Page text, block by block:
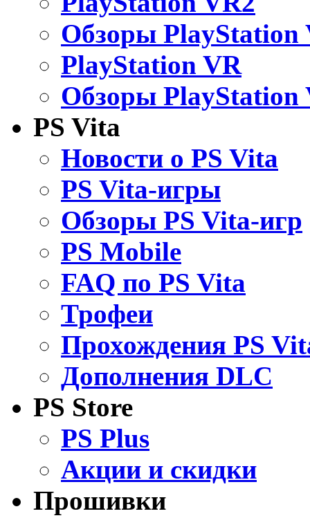
Обзоры PlayStation
PlayStation VR
Обзоры PlayStation
PS Vita
Новости о PS Vita
PS Vita-игры
Обзоры PS Vita-игр
PS Mobile
FAQ по PS Vita
Трофеи
Прохождения PS
Дополнения DLC
PS Store
PS Plus
Акции и скидки
Прошивки